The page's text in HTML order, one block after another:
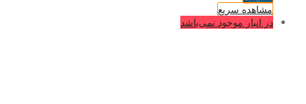
مشاهده سریع
در انبار موجود نمی‌باشد